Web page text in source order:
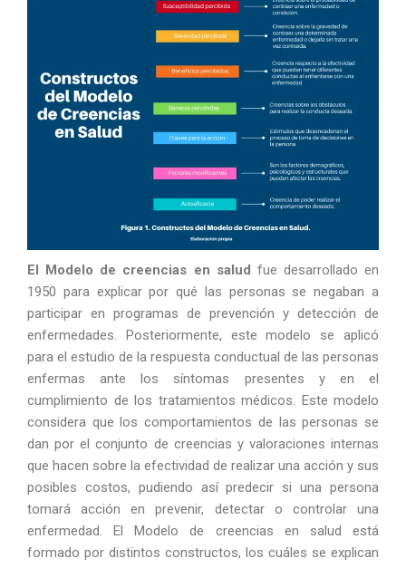
El Modelo de creencias en salud fue desarrollado en
1950 para explicar por qué las personas se negaban a
participar en programas de prevención y detección de
enfermedades. Posteriormente, este modelo se aplicó
para el estudio de la respuesta conductual de las personas
enfermas ante los síntomas presentes y en el
cumplimiento de los tratamientos médicos. Este modelo
considera que los comportamientos de las personas se
dan por el conjunto de creencias y valoraciones internas
que hacen sobre la efectividad de realizar una acción y sus
posibles costos, pudiendo así predecir si una persona
tomará acción en prevenir, detectar o controlar una
enfermedad. El Modelo de creencias en salud está
formado por distintos constructos, los cuáles se explican